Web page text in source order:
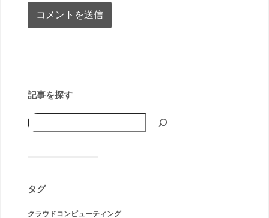
記事を探す
タグ
クラウドコンピューティング